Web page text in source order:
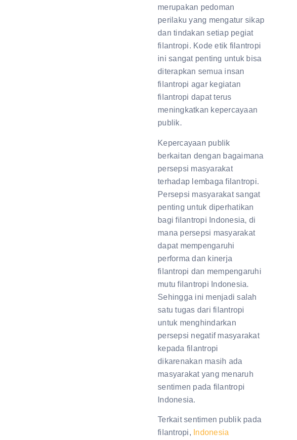
merupakan pedoman
perilaku yang mengatur sikap
dan tindakan setiap pegiat
filantropi. Kode etik filantropi
ini sangat penting untuk bisa
diterapkan semua insan
filantropi agar kegiatan
filantropi dapat terus
meningkatkan kepercayaan
publik.
Kepercayaan publik
berkaitan dengan bagaimana
persepsi masyarakat
terhadap lembaga filantropi.
Persepsi masyarakat sangat
penting untuk diperhatikan
bagi filantropi Indonesia, di
mana persepsi masyarakat
dapat mempengaruhi
performa dan kinerja
filantropi dan mempengaruhi
mutu filantropi Indonesia.
Sehingga ini menjadi salah
satu tugas dari filantropi
untuk menghindarkan
persepsi negatif masyarakat
kepada filantropi
dikarenakan masih ada
masyarakat yang menaruh
sentimen pada filantropi
Indonesia.
Terkait sentimen publik pada
filantropi, Indonesia